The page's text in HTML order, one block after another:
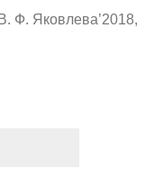
Ф. Яковлева’2018,